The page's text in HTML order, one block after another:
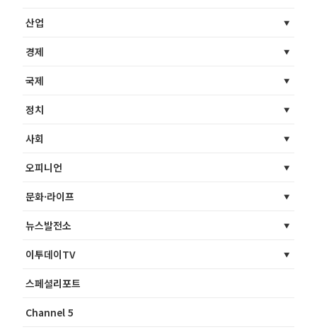
산업
경제
국제
정치
사회
오피니언
문화·라이프
뉴스발전소
이투데이TV
스페셜리포트
Channel 5